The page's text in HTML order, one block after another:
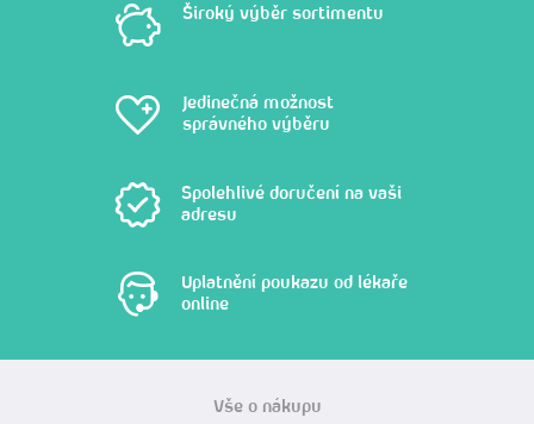
Široký výběr sortimentu
Jedinečná možnost
správného výběru
Spolehlivé doručení na vaši
adresu
Uplatnění poukazu od lékaře
online
Vše o nákupu